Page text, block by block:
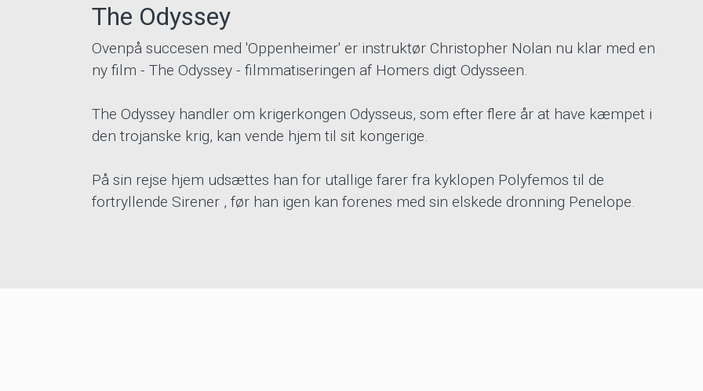
The Odyssey
Ovenpå succesen med 'Oppenheimer' er instruktør Christopher Nolan nu klar med en
ny film - The Odyssey - filmmatiseringen af Homers digt Odysseen.
The Odyssey handler om krigerkongen Odysseus, som efter flere år at have kæmpet i
den trojanske krig, kan vende hjem til sit kongerige.
På sin rejse hjem udsættes han for utallige farer fra kyklopen Polyfemos til de
fortryllende Sirener , før han igen kan forenes med sin elskede dronning Penelope.